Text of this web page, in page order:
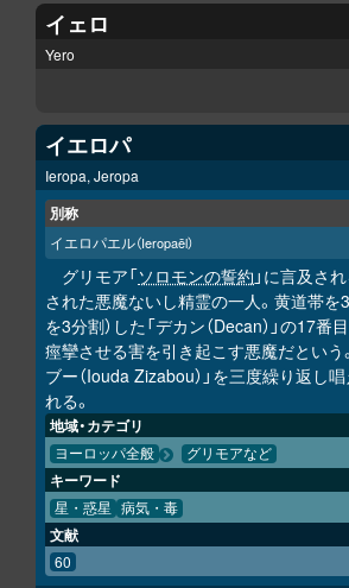
イェロ
Yero
イエロパ
Ieropa, Jeropa
別称
イエロパエル（Ieropaēl）
グリモア「ソロモンの誓約 」に言及さ
された悪魔ないし精霊の一人。黄道帯を
を3分割）した「デカン（Decan）」の17
痙攣させる害を引き起こす悪魔だという
ブー（Iouda Zizabou）」を三度繰り返し
れる。
地域・カテゴリ
ヨーロッパ全般 グリモアなど
キーワード
星・惑星 病気・毒
文献
60